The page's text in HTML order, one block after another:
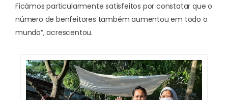
Ficámos particularmente satisfeitos por constatar que o
número de benfeitores também aumentou em todo o
mundo”, acrescentou.